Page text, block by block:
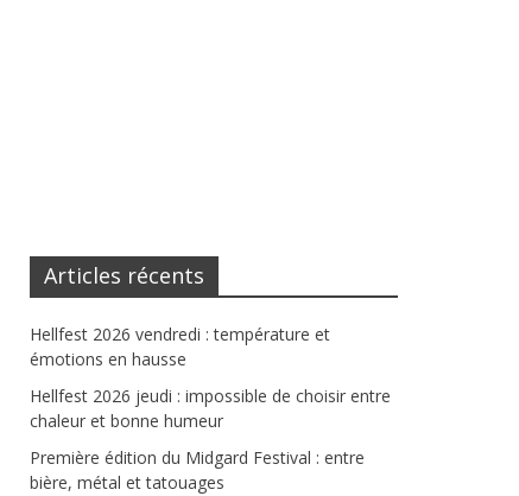
Articles récents
Hellfest 2026 vendredi : température et
émotions en hausse
Hellfest 2026 jeudi : impossible de choisir entre
chaleur et bonne humeur
Première édition du Midgard Festival : entre
bière, métal et tatouages